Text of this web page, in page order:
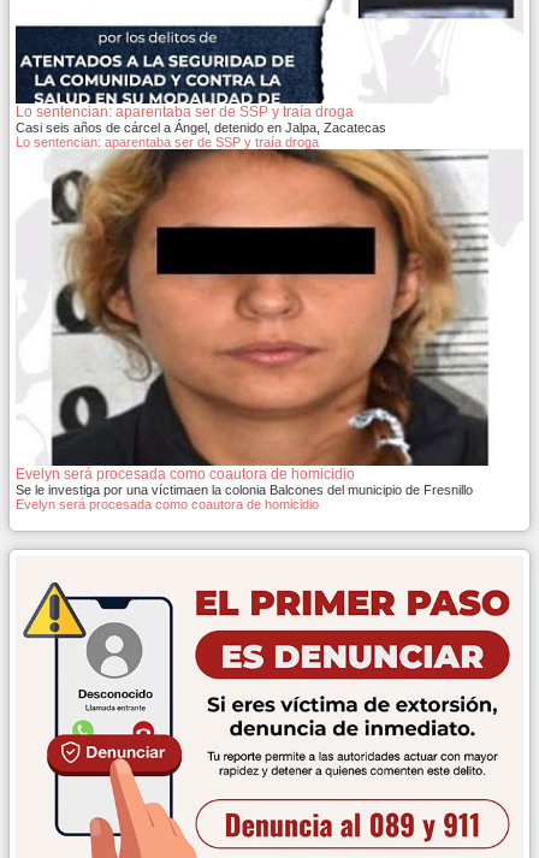
Lo sentencian: aparentaba ser de SSP y traía droga
Casi seis años de cárcel a Ángel, detenido en Jalpa, Zacatecas
Lo sentencian: aparentaba ser de SSP y traía droga
Evelyn será procesada como coautora de homicidio
Se le investiga por una víctimaen la colonia Balcones del municipio de Fresnillo
Evelyn será procesada como coautora de homicidio